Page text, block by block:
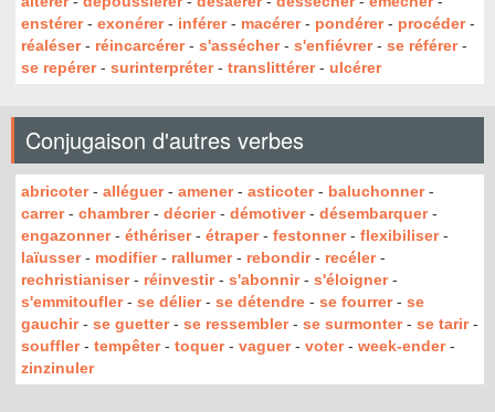
enstérer- exonérer- inférer- macérer- pondérer- procéder-
réaléser- réincarcérer- s'assécher- s'enfiévrer- se référer-
se repérer- surinterpréter- translittérer- ulcérer
Conjugaison d'autres verbes
abricoter- alléguer- amener- asticoter- baluchonner-
carrer- chambrer- décrier- démotiver- désembarquer-
engazonner- éthériser- étraper- festonner- flexibiliser-
laïusser- modifier- rallumer- rebondir- recéler-
rechristianiser- réinvestir- s'abonnir- s'éloigner-
s'emmitoufler- se délier- se détendre - se fourrer- se
gauchir- se guetter- se ressembler- se surmonter- se tarir-
souffler- tempêter- toquer- vaguer- voter- week-ender-
zinzinuler